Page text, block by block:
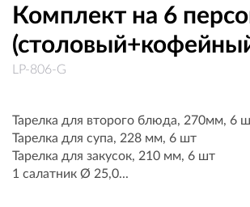
Комплект на 6
LP-806-G
Тарелка для второго блюда, 270мм, 6
Тарелка для супа, 228 мм, 6 шт
Тарелка для закусок, 210 мм, 6 шт
1 салатник Ø 25,0...